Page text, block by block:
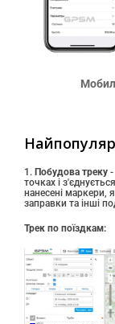
1. Побудова треку -
точках і
нанесені маркери,
заправки та інші
Трек по поїздкам: